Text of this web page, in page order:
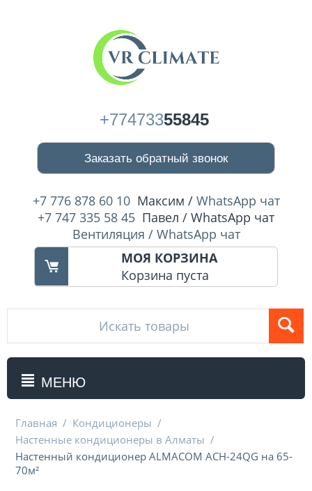
+77473355845
Заказать обратный звонок
+7 776 878 60 10 Максим / WhatsApp чат
+7 747 335 58 45 Павел / WhatsApp чат
Вентиляция / WhatsApp чат
МОЯ КОРЗИНА
Корзина пуста
МЕНЮ
Главная / Кондиционеры /
Настенные кондиционеры в Алматы /
Hастенный кондиционер ALMACOM ACH-24QG на 65-
70м²